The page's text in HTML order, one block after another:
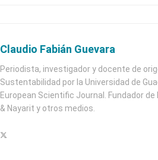
Claudio Fabián Guevara
Periodista, investigador y docente de
Sustentabilidad por la Universidad de
European Scientific Journal. Fundador
& Nayarit y otros medios.